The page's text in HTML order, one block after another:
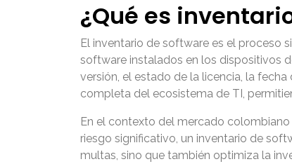
¿Qué es
El inventario de software es el proceso
software instalados en los dispositivos
versión, el estado de la licencia, la
completa del ecosistema de TI,
En el contexto del mercado
riesgo significativo, un inventario de
multas, sino que también optimiza la